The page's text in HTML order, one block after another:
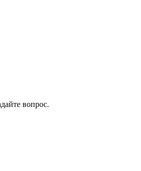
вопрос.